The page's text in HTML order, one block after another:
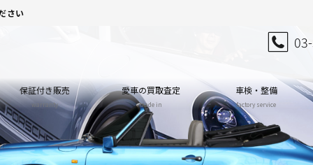
さい
保証付き販売
warranty
愛車の買取査定
trade in
車検・整備
factory service